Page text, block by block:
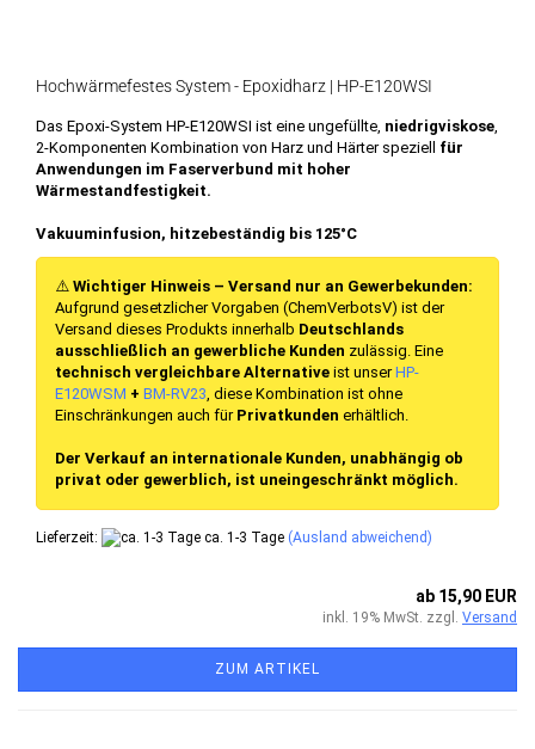
Hochwärmefestes System - Epoxidharz | HP-E120WSI
Das Epoxi-System HP-E120WSI ist eine ungefüllte, niedrigviskose,
2-Komponenten Kombination von Harz und Härter speziell für
Anwendungen im Faserverbund mit hoher
Wärmestandfestigkeit.
Vakuuminfusion, hitzebeständig bis 125°C
⚠️ Wichtiger Hinweis – Versand nur an Gewerbekunden:
Aufgrund gesetzlicher Vorgaben (ChemVerbotsV) ist der
Versand dieses Produkts innerhalb Deutschlands
ausschließlich an gewerbliche Kunden zulässig. Eine
technisch vergleichbare Alternative ist unserHP-
E120WSM + BM-RV23, diese Kombination ist ohne
Einschränkungen auch für Privatkunden erhältlich.
Der Verkauf an internationale Kunden, unabhängig ob
privat oder gewerblich, ist uneingeschränkt möglich.
Lieferzeit: ca. 1-3 Tage (Ausland abweichend)
ab 15,90 EUR
inkl. 19% MwSt. zzgl. Versand
ZUM ARTIKEL